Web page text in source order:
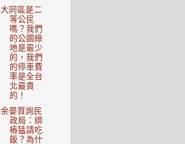
大同區是二
等公民
嗎？我們
的公園綠
地是最少
的，我們
的停車費
率是全台
北最貴
的！
余晏質詢民
政局：綁
樁猛請吃
飯？為什